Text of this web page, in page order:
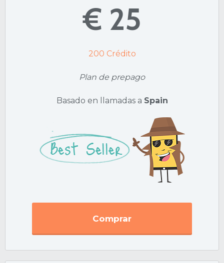
€ 25
200 Crédito
Plan de prepago
Basado en llamadas a Spain
Comprar